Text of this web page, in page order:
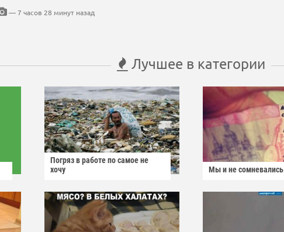
— 7 часов 28 минут назад
Лучшее в категории
Погряз в работе по самое не
хочу
Мы и не сомневались